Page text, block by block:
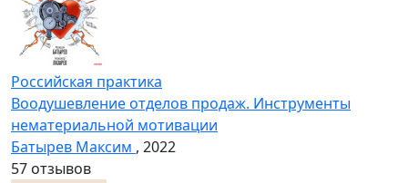
Российская практика
Воодушевление отделов продаж. Инструменты
нематериальной мотивации
Батырев Максим , 2022
57 отзывов